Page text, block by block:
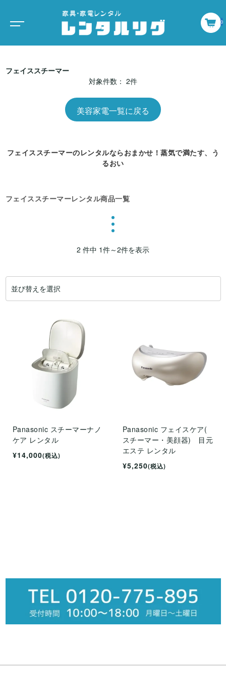
0
フェイススチーマー
対象件数： 2件
美容家電一覧に戻る
フェイススチーマーのレンタルならおまかせ！蒸気で満たす、う
るおい
フェイススチーマーレンタル商品一覧
2 件中 1件～2件を表示
Panasonic スチーマーナノ
ケア レンタル
¥14,000(税込)
Panasonic フェイスケア(
スチーマー・美顔器) 目元
エステ レンタル
¥5,250(税込)